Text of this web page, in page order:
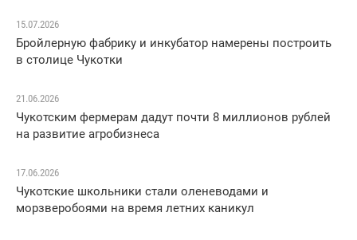
15.07.2026
Бройлерную фабрику и инкубатор намерены построить
в столице Чукотки
21.06.2026
Чукотским фермерам дадут почти 8 миллионов рублей
на развитие агробизнеса
17.06.2026
Чукотские школьники стали оленеводами и
морзверобоями на время летних каникул